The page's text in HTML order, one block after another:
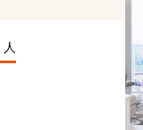
人